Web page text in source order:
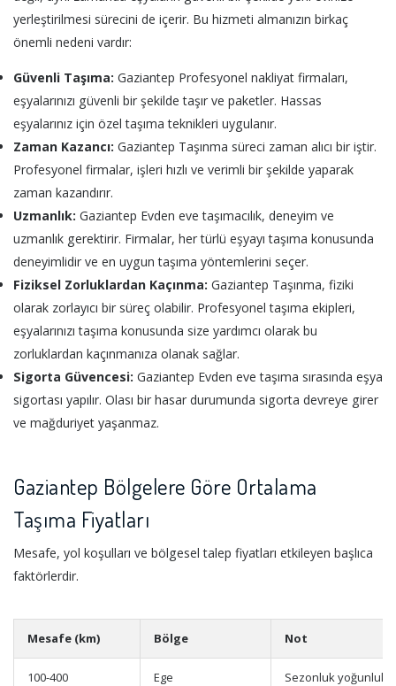
yerleştirilmesi sürecini de içerir. Bu hizmeti almanızın birkaç
önemli nedeni vardır:
Güvenli Taşıma: Gaziantep Profesyonel nakliyat firmaları,
eşyalarınızı güvenli bir şekilde taşır ve paketler. Hassas
eşyalarınız için özel taşıma teknikleri uygulanır.
Zaman Kazancı: Gaziantep Taşınma süreci zaman alıcı bir iştir.
Profesyonel firmalar, işleri hızlı ve verimli bir şekilde yaparak
zaman kazandırır.
Uzmanlık: Gaziantep Evden eve taşımacılık, deneyim ve
uzmanlık gerektirir. Firmalar, her türlü eşyayı taşıma konusunda
deneyimlidir ve en uygun taşıma yöntemlerini seçer.
Fiziksel Zorluklardan Kaçınma: Gaziantep Taşınma, fiziki
olarak zorlayıcı bir süreç olabilir. Profesyonel taşıma ekipleri,
eşyalarınızı taşıma konusunda size yardımcı olarak bu
zorluklardan kaçınmanıza olanak sağlar.
Sigorta Güvencesi: Gaziantep Evden eve taşıma sırasında eşya
sigortası yapılır. Olası bir hasar durumunda sigorta devreye girer
ve mağduriyet yaşanmaz.
Gaziantep Bölgelere Göre Ortalama
Taşıma Fiyatları
Mesafe, yol koşulları ve bölgesel talep fiyatları etkileyen başlıca
faktörlerdir.
Mesafe (km) Bölge Not
100-400 Ege Sezonluk yoğunluk